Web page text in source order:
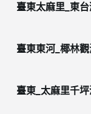
臺東太麻里_東
臺東東河_椰林
臺東_太麻里千